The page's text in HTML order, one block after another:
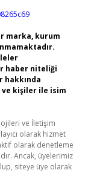
marka, kurum
haber niteliği
hakkında
ve kişiler ile isim
ve İletişim
olarak hizmet
olarak denetleme
Ancak, üyelerimiz
siteye üye olarak